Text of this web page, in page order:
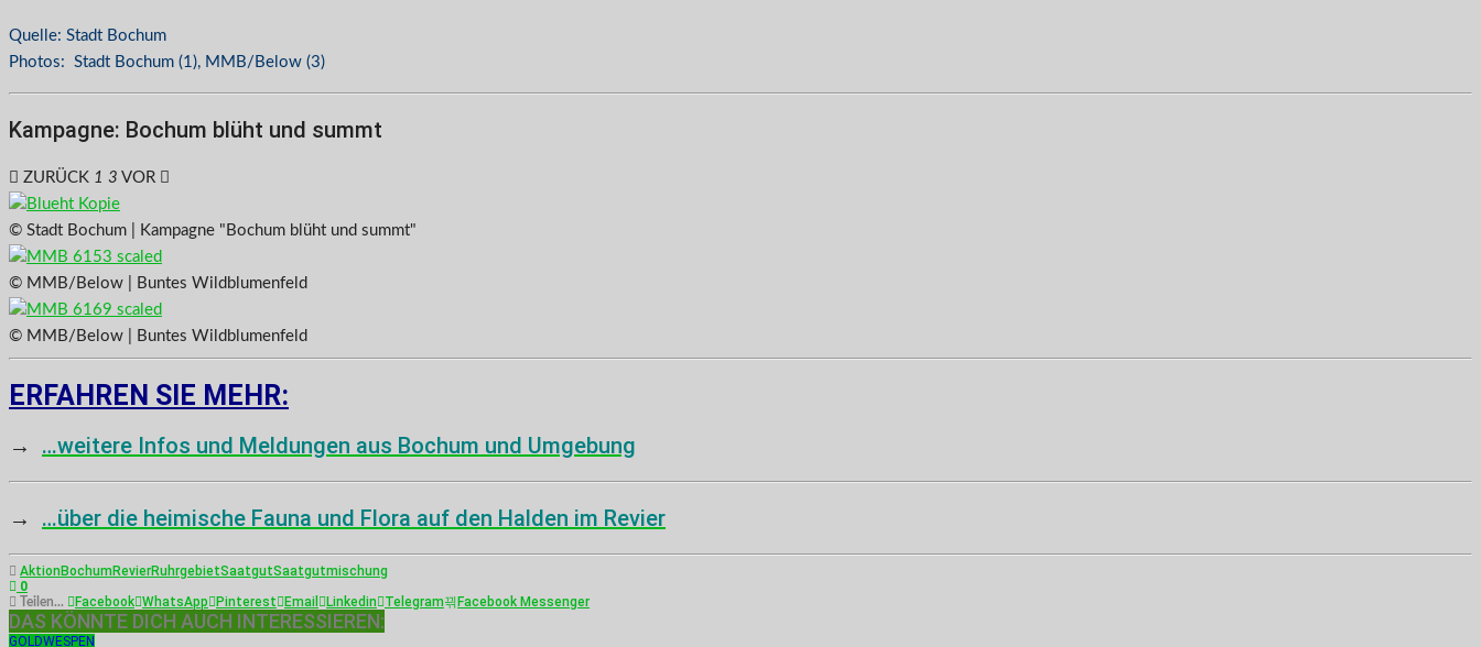
Quelle: Stadt Bochum
Photos: Stadt Bochum (1), MMB/Below (3)
Kampagne: Bochum blüht und summt
ZURÜCK 1 3 VOR
© Stadt Bochum | Kampagne "Bochum blüht und summt"
© MMB/Below | Buntes Wildblumenfeld
© MMB/Below | Buntes Wildblumenfeld
ERFAHREN SIE MEHR:
→ …weitere Infos und Meldungen aus Bochum und Umgebung
→ …über die heimische Fauna und Flora auf den Halden im Revier
AktionBochumRevierRuhrgebietSaatgutSaatgutmischung
0
Teilen... Facebook WhatsApp Pinterest Email Linkedin Telegram Facebook Messenger
DAS KÖNNTE DICH AUCH INTERESSIEREN:
GOLDWESPEN